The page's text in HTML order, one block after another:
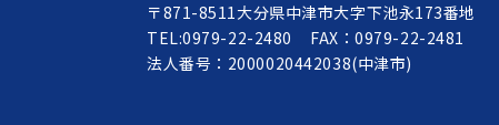
〒871-8511大分県中津市大字下池永173番地
TEL:0979-22-2480
FAX：0979-22-2481
法人番号：2000020442038(中津市)